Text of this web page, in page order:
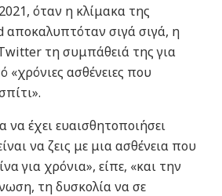
όταν η κλίμακα της
αποκαλυπτόταν σιγά σιγά, η
τη συμπάθειά της για
ασθένειες που
έχει ευαισθητοποιήσει
να ζεις με μια ασθένεια που
για χρόνια», είπε, «και την
τη δυσκολία να σε